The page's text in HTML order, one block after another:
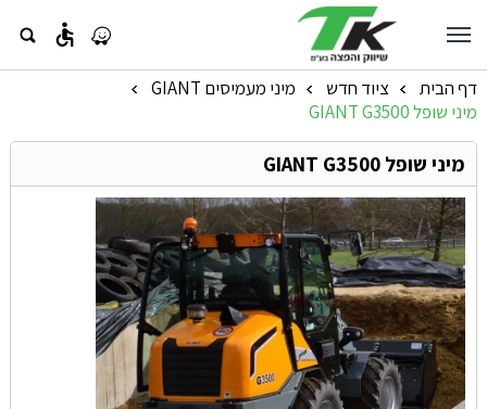
accessible
דף הבית » ציוד חדש » מיני מעמיסים GIANT »
מיני שופל GIANT G3500
מיני שופל GIANT G3500